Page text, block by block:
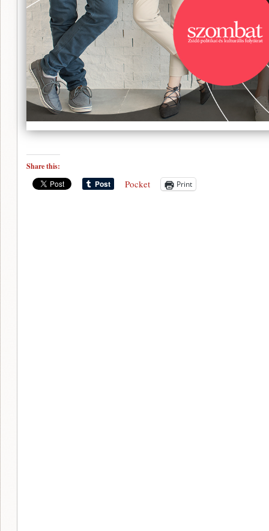
Share this:
Pocket Print